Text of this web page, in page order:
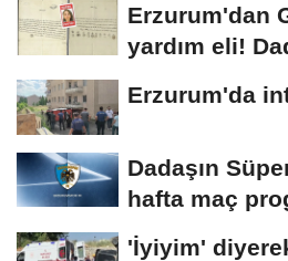
Erzurum'dan
yardım eli!
Erzurum'da
Dadaşın
hafta maç
'İyiyim'